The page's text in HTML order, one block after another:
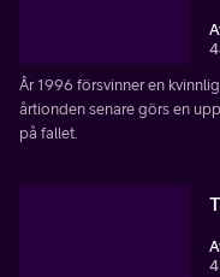
År 1996 försvinner en
årtionden senare görs en
på fallet.